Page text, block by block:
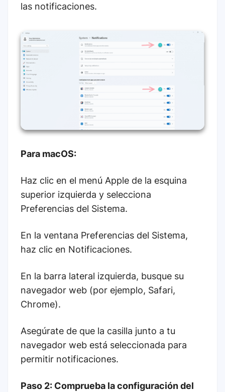
las notificaciones.
Para macOS:
Haz clic en el menú Apple de la esquina
superior izquierda y selecciona
Preferencias del Sistema.
En la ventana Preferencias del Sistema,
haz clic en Notificaciones.
En la barra lateral izquierda, busque su
navegador web (por ejemplo, Safari,
Chrome).
Asegúrate de que la casilla junto a tu
navegador web está seleccionada para
permitir notificaciones.
Paso 2: Comprueba la configuración del